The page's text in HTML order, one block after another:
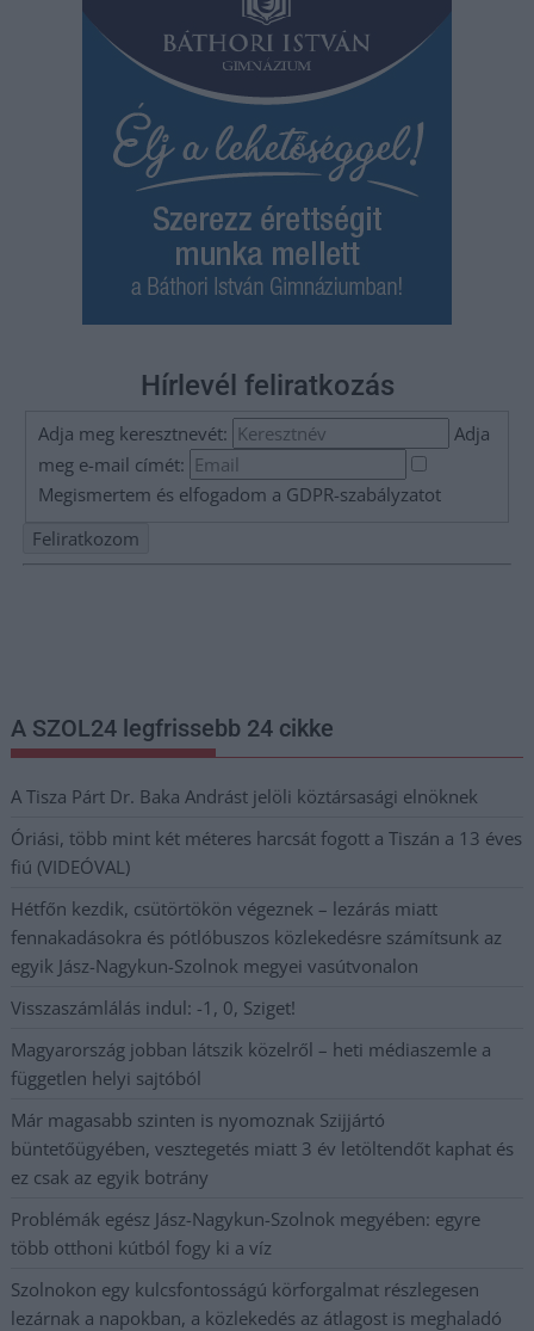
Hírlevél feliratkozás
Adja meg keresztnevét:
Adja
meg e-mail címét:
Megismertem és elfogadom a GDPR-szabályzatot
A SZOL24 legfrissebb 24 cikke
A Tisza Párt Dr. Baka Andrást jelöli köztársasági elnöknek
Óriási, több mint két méteres harcsát fogott a Tiszán a 13 éves
fiú (VIDEÓVAL)
Hétfőn kezdik, csütörtökön végeznek – lezárás miatt
fennakadásokra és pótlóbuszos közlekedésre számítsunk az
egyik Jász-Nagykun-Szolnok megyei vasútvonalon
Visszaszámlálás indul: -1, 0, Sziget!
Magyarország jobban látszik közelről – heti médiaszemle a
független helyi sajtóból
Már magasabb szinten is nyomoznak Szijjártó
büntetőügyében, vesztegetés miatt 3 év letöltendőt kaphat és
ez csak az egyik botrány
Problémák egész Jász-Nagykun-Szolnok megyében: egyre
több otthoni kútból fogy ki a víz
Szolnokon egy kulcsfontosságú körforgalmat részlegesen
lezárnak a napokban, a közlekedés az átlagost is meghaladó